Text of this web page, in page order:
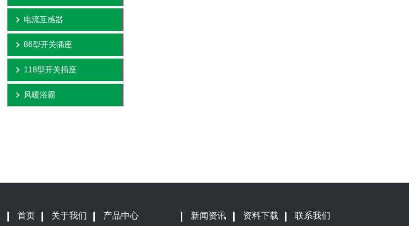
电流互感器
86型开关插座
118型开关插座
风暖浴霸
首页 关于我们 产品中心 新闻资讯 资料下载 联系我们